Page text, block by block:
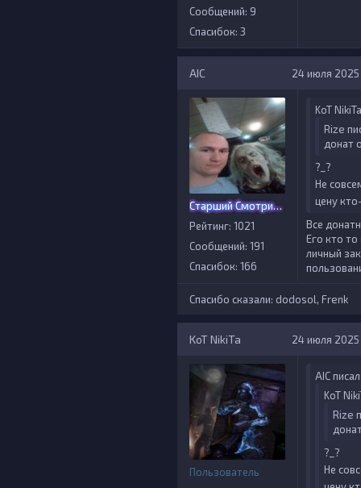
Сообщений: 9
Спасибок: 3
AIС 24 июля 2025
Старший Смотритель
Рейтинг: 1021
Сообщений: 191
Спасибок: 166
KoT
Rize
донат
?_?
Не
цену
Все
Его кто то
личный
Спасибо сказали: dodosol, Frenk
KoT NikiTa 24 июля 2025
Пользователь
AIС
KoT
Rize
?_?
Не